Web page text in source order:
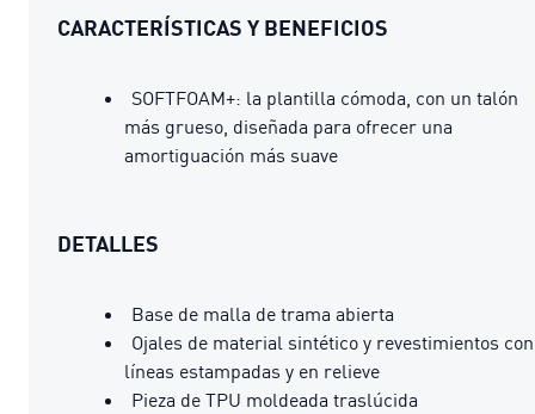
CARACTERÍSTICAS Y BENEFICIOS
SOFTFOAM+: la plantilla cómoda, con un talón
más grueso, diseñada para ofrecer una
amortiguación más suave
DETALLES
Base de malla de trama abierta
Ojales de material sintético y revestimientos con
líneas estampadas y en relieve
Pieza de TPU moldeada traslúcida